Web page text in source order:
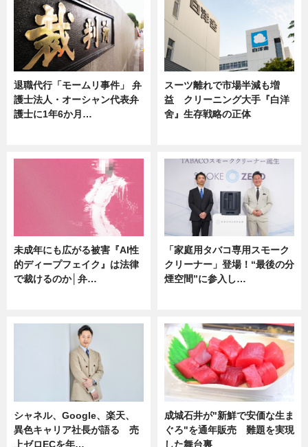
退職代行「モームリ事件」 弁
護士法人・オーシャン代表弁
護士に1年6か月…
スーツ離れで市場半減も増
益 クリーニング大手『白洋
舍』生存戦略の正体
未成年にも広がる被害『AI性
的ディープフェイク』は法律
で裁けるのか│弁…
「家庭用タバコ専用スモーク
クリーナー」登場！“最後の分
煙空間”に参入し…
シャネル、Google、楽天、
異色キャリア社長が語る 売
上ゼロECを年…
成城石井が"新鮮で安価な生ま
ぐろ"を通年販売 難題を実現
した舞台裏